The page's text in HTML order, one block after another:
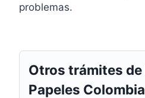
problemas.
Otros trámites de
Papeles Colombia